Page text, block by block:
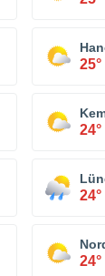
25°
24°
24°
24°